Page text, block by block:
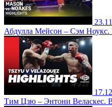
Абдулла Мейсон – Сэм
Тим Цзю – Энтони Веласкес.